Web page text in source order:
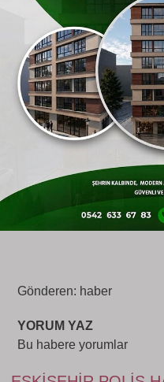
Adli Süreç
Açıklamada,
yayılmasına aracılık
süreçler
denilerek, bu tür
kararlı bir duruş
Vatandaşların, resmi
haberlere itibar
karşı dikkatli olması
Gönderen: haber
YORUM YAZ
Bu habere yorumlar